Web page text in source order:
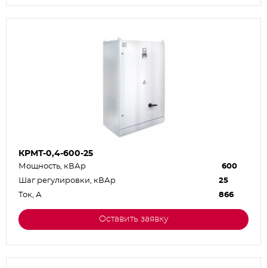
КРМТ-0,4-600-25
Мощность, кВАр
600
Шаг регулировки, кВАр
25
Ток, А
866
Оставить заявку